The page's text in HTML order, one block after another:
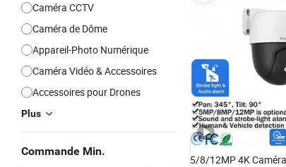
Caméra CCTV
Caméra de Dôme
Appareil-Photo Numérique
Caméra Vidéo & Accessoires
Accessoires pour Drones
Plus
Commande Min.
5/8/12MP 4K